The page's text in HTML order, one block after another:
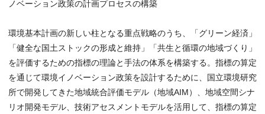
ノベーション政策の計画プロセスの構築
環境基本計画の新しい柱となる重点戦略のうち、「グリーン経済」
「健全な国土ストックの形成と維持」「共生と循環の地域づくり」
を評価するための指標の理論と手法の体系を構築する。指標の算定
を通じて環境イノベーション政策を設計するために、国立環境研究
所で開発してきた地域統合評価モデル（地域AIM）、地域空間シナ
リオ開発モデル、技術アセスメントモデルを活用して、指標の算定